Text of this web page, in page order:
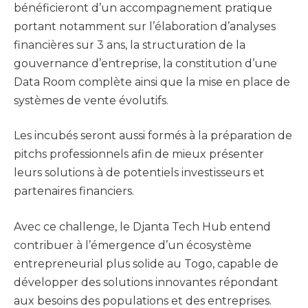
bénéficieront d’un accompagnement pratique
portant notamment sur l’élaboration d’analyses
financières sur 3 ans, la structuration de la
gouvernance d’entreprise, la constitution d’une
Data Room complète ainsi que la mise en place de
systèmes de vente évolutifs.
Les incubés seront aussi formés à la préparation de
pitchs professionnels afin de mieux présenter
leurs solutions à de potentiels investisseurs et
partenaires financiers.
Avec ce challenge, le Djanta Tech Hub entend
contribuer à l’émergence d’un écosystème
entrepreneurial plus solide au Togo, capable de
développer des solutions innovantes répondant
aux besoins des populations et des entreprises.